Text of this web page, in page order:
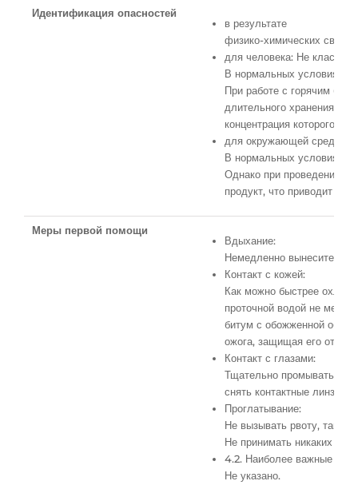
Идентификация опасностей
в результате
физико-химических
для человека: Не
В нормальных условиях
При работе с горячим
длительного хранения в
концентрация которого
для окружающей среды:
В нормальных условиях
Однако при проведении
продукт, что приводит к
Меры первой помощи
Вдыхание:
Немедленно вынесите
Контакт с кожей:
Как можно быстрее
проточной водой не
битум с обожженной
ожога, защищая его от
Контакт с глазами:
Тщательно промывать
снять контактные линзы,
Проглатывание:
Не вызывать рвоту, так
Не принимать никаких
4.2. Наиболее важные
Не указано.